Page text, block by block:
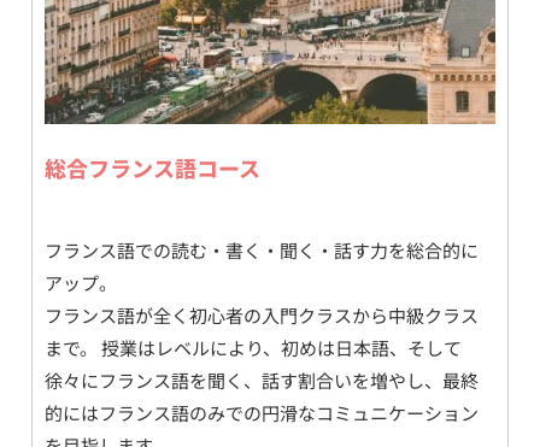
総合フランス語コース
フランス語での読む・書く・聞く・話す力を総合的に
アップ。
フランス語が全く初心者の入門クラスから中級クラス
まで。 授業はレベルにより、初めは日本語、そして
徐々にフランス語を聞く、話す割合いを増やし、最終
的にはフランス語のみでの円滑なコミュニケーション